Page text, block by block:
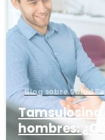
Blog sobre Salud
Tamsulosina
hombres: